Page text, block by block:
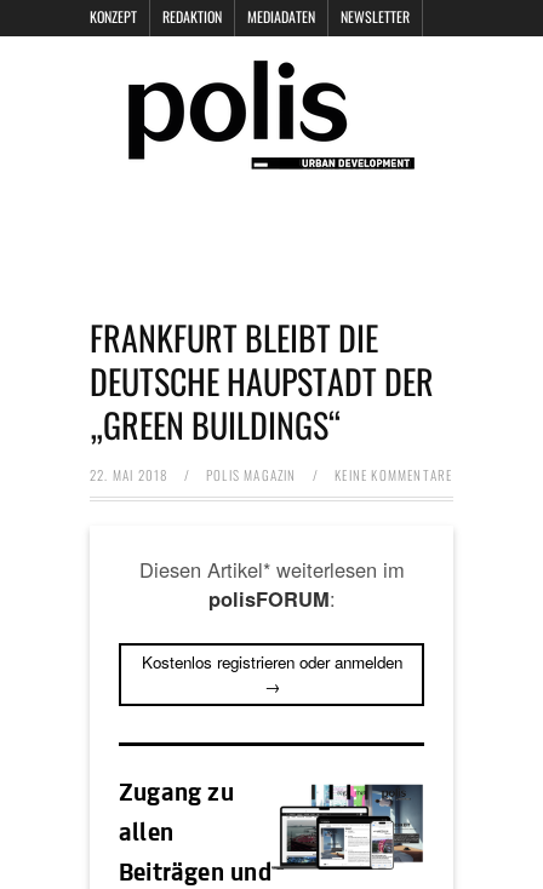
KONZEPT REDAKTION MEDIADATEN NEWSLETTER
DATENSCHUTZ
FRANKFURT BLEIBT DIE
DEUTSCHE HAUPSTADT DER
„GREEN BUILDINGS“
22. MAI 2018 / POLIS MAGAZIN / KEINE KOMMENTARE
Diesen Artikel* weiterlesen im
polisFORUM:
Kostenlos registrieren oder anmelden
→
Zugang zu
allen
Beiträgen und